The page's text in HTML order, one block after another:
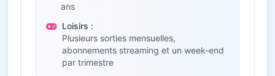
ans
Loisirs :
Plusieurs sorties mensuelles,
abonnements streaming et un week-end
par trimestre